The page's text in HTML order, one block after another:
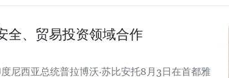
全、贸易投资领域合作
尼西亚总统普拉博沃·苏比安托8月3日在首都雅